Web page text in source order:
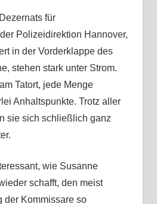
für
Polizeidirektion Hannover,
in der Vorderklappe des
stehen stark unter Strom.
Tatort, jede Menge
Anhaltspunkte. Trotz aller
sie sich schließlich ganz
wie Susanne
schafft, den meist
der Kommissare so